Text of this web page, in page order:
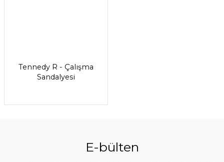
Tennedy R - Çalışma
Sandalyesi
E-bülten